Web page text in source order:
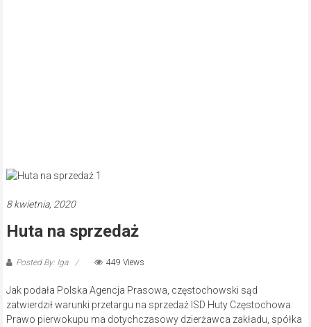
8 kwietnia, 2020
Huta na sprzedaż
Posted By: Iga 449 Views
Jak podała Polska Agencja Prasowa, częstochowski sąd
zatwierdził warunki przetargu na sprzedaż ISD Huty Częstochowa.
Prawo pierwokupu ma dotychczasowy dzierżawca zakładu, spółka